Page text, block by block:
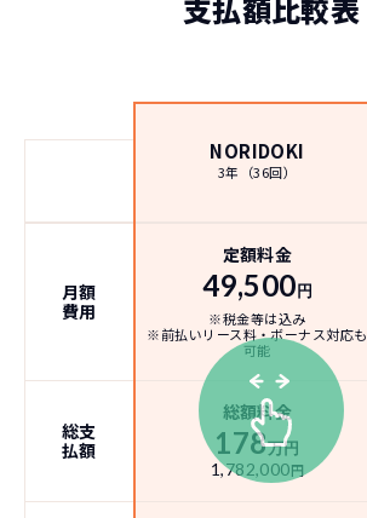
支払額比較表
NORIDOKI
3年（36回）
月額
費用
定額料金
49,500円
※税金等は込み
※前払いリース料・ボーナス対応も
可能
総支
払額
総額料金
178万円
1,782,000円